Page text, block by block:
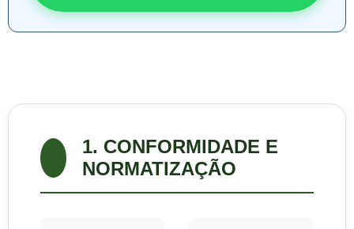
1. CONFORMIDADE E
NORMATIZAÇÃO